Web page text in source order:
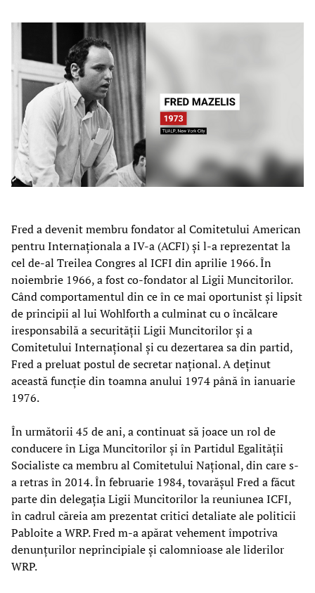
Fred a devenit membru fondator al Comitetului American
pentru Internaționala a IV-a (ACFI) și l-a reprezentat la
cel de-al Treilea Congres al ICFI din aprilie 1966. În
noiembrie 1966, a fost co-fondator al Ligii Muncitorilor.
Când comportamentul din ce în ce mai oportunist și lipsit
de principii al lui Wohlforth a culminat cu o încălcare
iresponsabilă a securității Ligii Muncitorilor și a
Comitetului Internațional și cu dezertarea sa din partid,
Fred a preluat postul de secretar național. A deținut
această funcție din toamna anului 1974 până în ianuarie
1976.
În următorii 45 de ani, a continuat să joace un rol de
conducere în Liga Muncitorilor și în Partidul Egalității
Socialiste ca membru al Comitetului Național, din care s-
a retras în 2014. În februarie 1984, tovarășul Fred a făcut
parte din delegația Ligii Muncitorilor la reuniunea ICFI,
în cadrul căreia am prezentat critici detaliate ale politicii
Pabloite a WRP. Fred m-a apărat vehement împotriva
denunțurilor neprincipiale și calomnioase ale liderilor
WRP.